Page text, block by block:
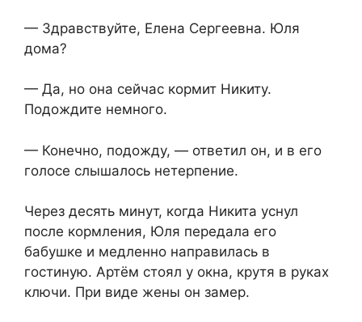
— Здравствуйте, Елена Сергеевна. Юля
дома?
— Да, но она сейчас кормит Никиту.
Подождите немного.
— Конечно, подожду, — ответил он, и в его
голосе слышалось нетерпение.
Через десять минут, когда Никита уснул
после кормления, Юля передала его
бабушке и медленно направилась в
гостиную. Артём стоял у окна, крутя в руках
ключи. При виде жены он замер.